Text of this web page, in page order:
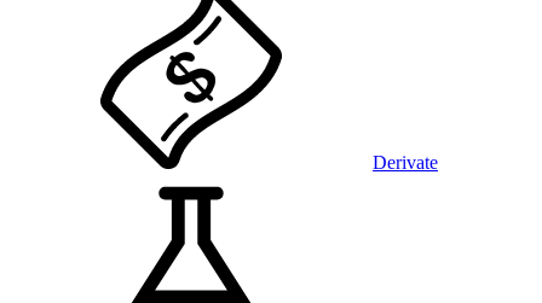
Derivate